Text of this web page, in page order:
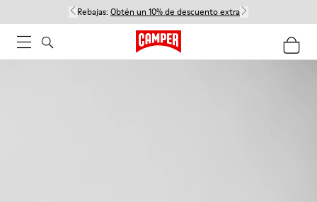
Rebajas: Obtén un 10% de descuento extra